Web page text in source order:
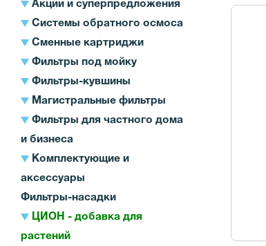
Акции и суперпредложения
Системы обратного осмоса
Сменные картриджи
Фильтры под мойку
Фильтры-кувшины
Магистральные фильтры
Фильтры для частного дома
и бизнеса
Комплектующие и
аксессуары
Фильтры-насадки
ЦИОН - добавка для
растений